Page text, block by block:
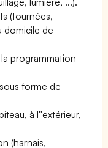
(tournées,
domicile de
programmation
forme de
à l''extérieur,
(harnais,